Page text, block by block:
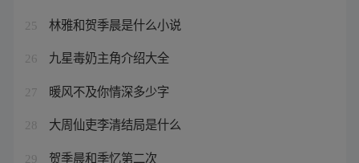
25 林雅和贺季晨是什么小说
26 九星毒奶主角介绍大全
27 暖风不及你情深多少字
28 大周仙吏李清结局是什么
29 贺季晨和季忆第二次